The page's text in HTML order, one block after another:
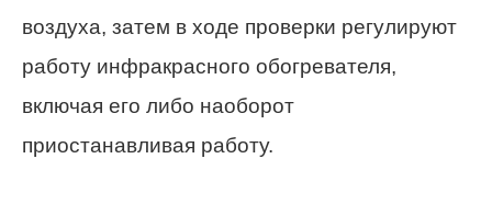
воздуха, затем в ходе проверки регулируют
работу инфракрасного обогревателя,
включая его либо наоборот
приостанавливая работу.